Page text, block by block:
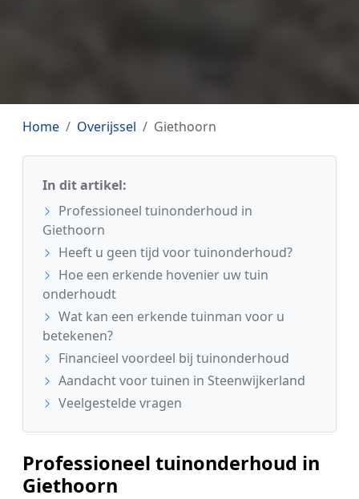
Home Overijssel Giethoorn
In dit artikel:
Professioneel tuinonderhoud in
Giethoorn
Heeft u geen tijd voor tuinonderhoud?
Hoe een erkende hovenier uw tuin
onderhoudt
Wat kan een erkende tuinman voor u
betekenen?
Financieel voordeel bij tuinonderhoud
Aandacht voor tuinen in Steenwijkerland
Veelgestelde vragen
Professioneel tuinonderhoud in
Giethoorn